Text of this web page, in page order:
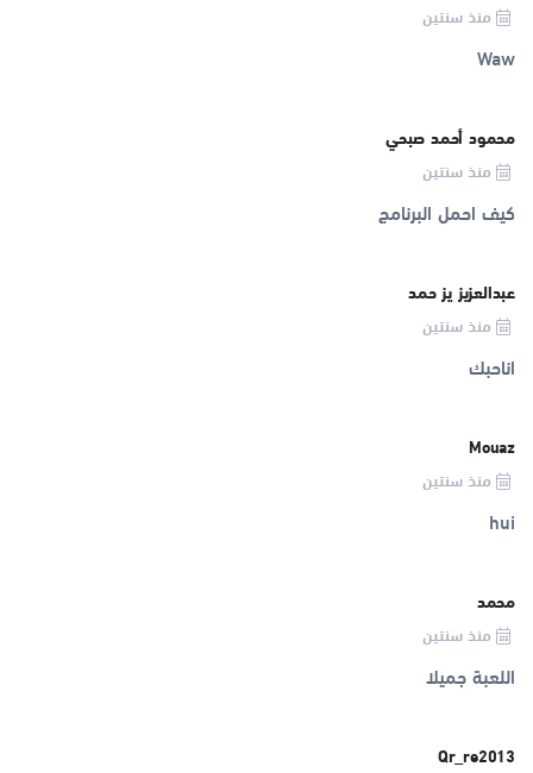
منذ سنتين
Waw
محمود أحمد صبحي
منذ سنتين
كيف احمل البرنامج
عبدالعزيز يز حمد
منذ سنتين
اناحبك
Mouaz
منذ سنتين
hui
محمد
منذ سنتين
اللعبة جميلا
Qr_re2013